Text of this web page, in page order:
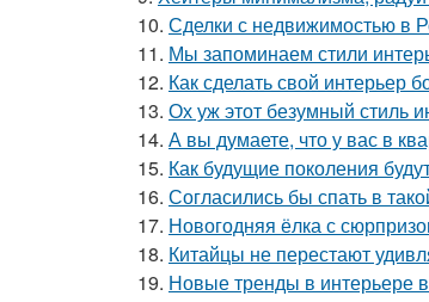
10. Сделки с недвижимостью в
11. Мы запоминаем стили
12. Как сделать свой интерьер
13. Ох уж этот безумный стиль
14. А вы думаете, что у вас в
15. Как будущие поколения
16. Согласились бы спать в
17. Новогодняя ёлка с
18. Китайцы не перестают
19. Новые тренды в интерьере